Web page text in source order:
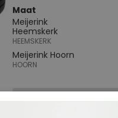
Maat
Meijerink
Heemskerk
HEEMSKERK
Meijerink Hoorn
HOORN